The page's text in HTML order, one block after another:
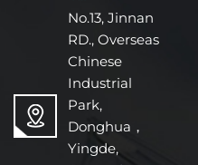
No.13, Jinnan
RD., Overseas
Chinese
Industrial
Park,
Donghua，
Yingde,